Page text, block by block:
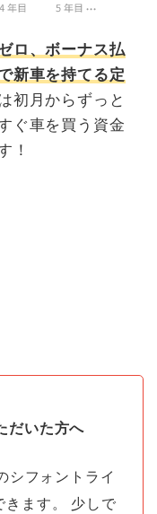
ロ、ボーナス払
新車を持てる定
初月からずっと
ぐ車を買う資金
！
だいた方へ
シフォントライ
きます。 少しで